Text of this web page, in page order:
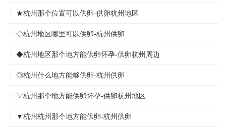
★杭州那个位置可以供卵-供卵杭州地区
◇杭州地区哪里可以供卵-杭州供卵
◆杭州地区那个地方能供卵怀孕-供卵杭州周边
◎杭州什么地方能够供卵-杭州供卵
▽杭州那个地方能供卵怀孕-供卵杭州地区
▼杭州杭州那个地方能供卵-杭州供卵